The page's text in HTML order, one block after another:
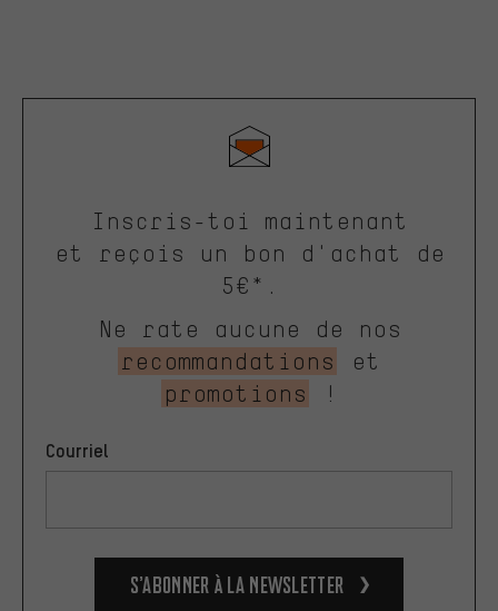
Inscris-toi maintenant
et reçois un bon d'achat de
5€*.
Ne rate aucune de nos
recommandations
et
promotions
!
Courriel
S’abonner à la newsletter